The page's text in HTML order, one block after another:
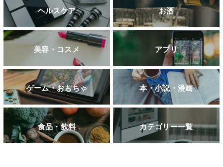
ヘルスケア お酒
美容・コスメ アプリ
ゲーム・おもちゃ 本・小説・漫画
食品・飲料 カテゴリー一覧